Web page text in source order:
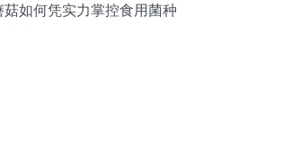
菇如何凭实力掌控食用菌种